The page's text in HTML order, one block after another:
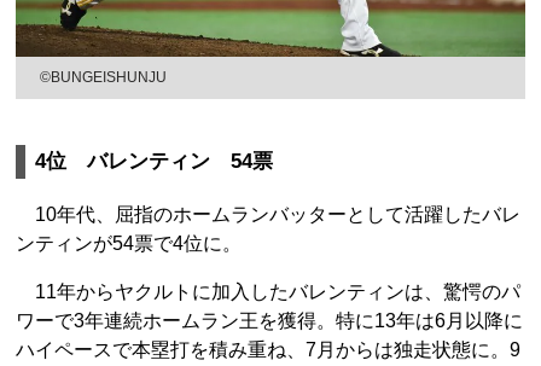
©BUNGEISHUNJU
4位 バレンティン 54票
10年代、屈指のホームランバッターとして活躍したバレ
ンティンが54票で4位に。
11年からヤクルトに加入したバレンティンは、驚愕のパ
ワーで3年連続ホームラン王を獲得。特に13年は6月以降に
ハイペースで本塁打を積み重ね、7月からは独走状態に。9